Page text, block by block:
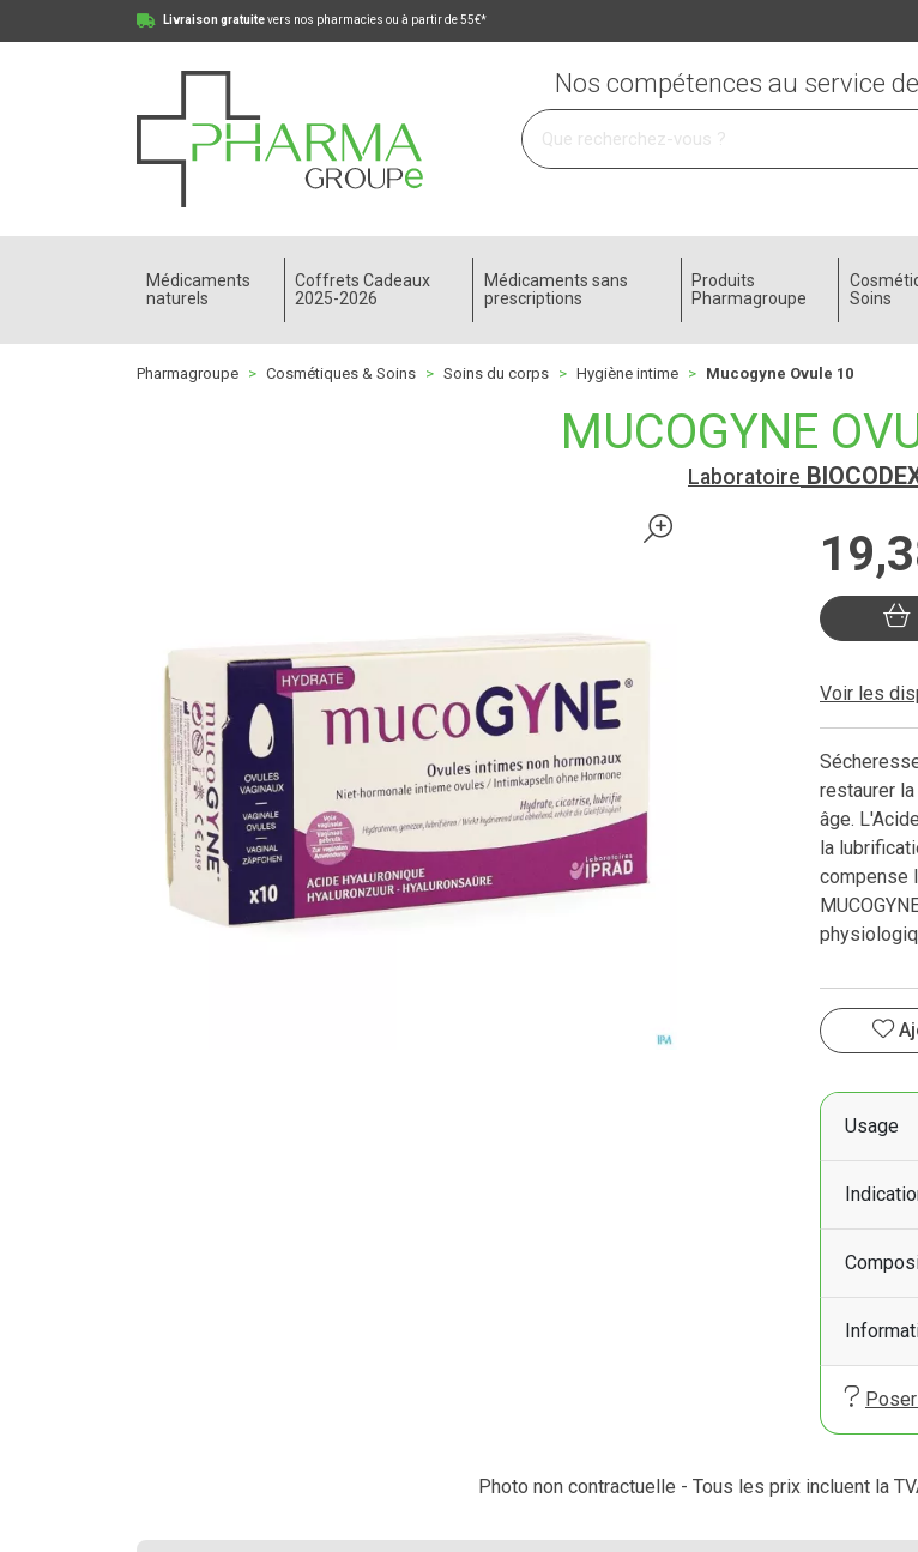
Livraison gratuitevers nos pharmacies ou à partir de 55€*
Pharmagroupe Votre pharmacie en ligne à votre service
Nos compétences au service
Médicaments
naturels
Coffrets Cadeaux
2025-2026
Médicaments sans
prescriptions
Produits
Pharmagroupe
Soins
Pharmagroupe Cosmétiques & Soins Soins du corps Hygiène intime Mucogyne Ovule 10
MUCOGYNE
Laboratoire
19,
Voir les
restaurer
âge.
la
compense
Usage
Photo non contractuelle - Tous les prix incluent la